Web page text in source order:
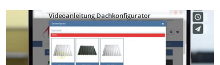
Videoanleitung Dachkonfigurator